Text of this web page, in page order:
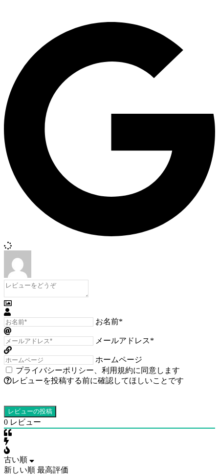
お名前*
メールアドレス*
ホームページ
プライバシーポリシー
利用規約に同意します
レビューを投稿する前に確認してほしいことです
0 レビュー
古い順
新しい順 最高評価